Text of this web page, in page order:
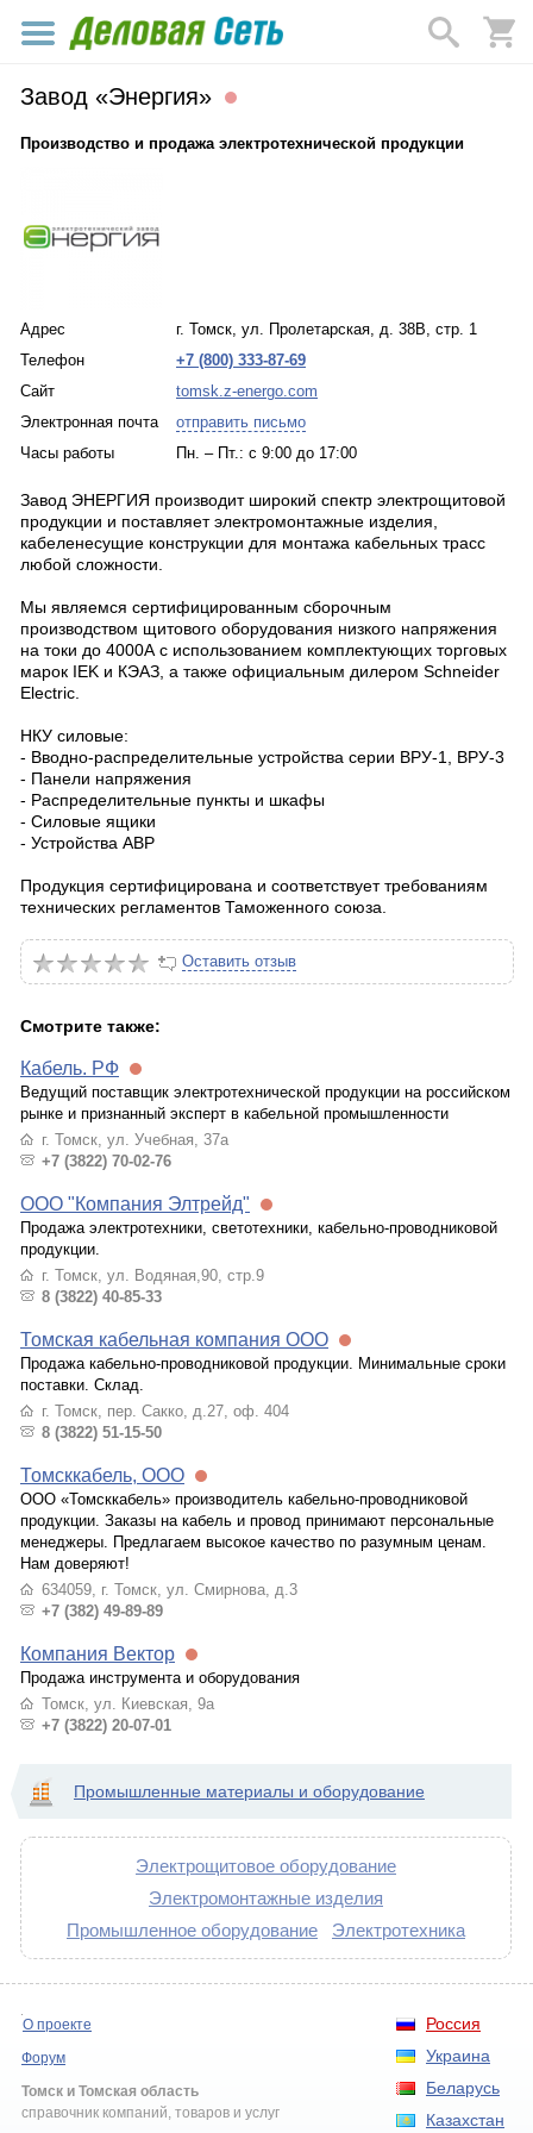
Завод «Энергия»
Производство и продажа электротехнической продукции
Адрес
г. Томск, ул. Пролетарская, д. 38В, стр. 1
Телефон
+7 (800) 333-87-69
Сайт
tomsk.z-energo.com
Электронная почта
отправить письмо
Часы работы
Пн. – Пт.: с 9:00 до 17:00
Завод ЭНЕРГИЯ производит широкий спектр электрощитовой
продукции и поставляет электромонтажные изделия,
кабеленесущие конструкции для монтажа кабельных трасс
любой сложности.
Мы являемся сертифицированным сборочным
производством щитового оборудования низкого напряжения
на токи до 4000А с использованием комплектующих торговых
марок IEK и КЭАЗ, а также официальным дилером Schneider
Electric.
НКУ силовые:
- Вводно-распределительные устройства серии ВРУ-1, ВРУ-3
- Панели напряжения
- Распределительные пункты и шкафы
- Силовые ящики
- Устройства АВР
Продукция сертифицирована и соответствует требованиям
технических регламентов Таможенного союза.
Оставить отзыв
Смотрите также:
Кабель. РФ
Ведущий поставщик электротехнической продукции на российском
рынке и признанный эксперт в кабельной промышленности
г. Томск, ул. Учебная, 37а
+7 (3822) 70-02-76
ООО "Компания Элтрейд"
Продажа электротехники, светотехники, кабельно-проводниковой
продукции.
г. Томск, ул. Водяная,90, стр.9
8 (3822) 40-85-33
Томская кабельная компания ООО
Продажа кабельно-проводниковой продукции. Минимальные сроки
поставки. Склад.
г. Томск, пер. Сакко, д.27, оф. 404
8 (3822) 51-15-50
Томсккабель, ООО
ООО «Томсккабель» производитель кабельно-проводниковой
продукции. Заказы на кабель и провод принимают персональные
менеджеры. Предлагаем высокое качество по разумным ценам.
Нам доверяют!
634059, г. Томск, ул. Смирнова, д.3
+7 (382) 49-89-89
Компания Вектор
Продажа инструмента и оборудования
Томск, ул. Киевская, 9а
+7 (3822) 20-07-01
Промышленные материалы и оборудование
Электрощитовое оборудование
Электромонтажные изделия
Промышленное оборудование
Электротехника
Россия
Украина
Беларусь
Казахстан
О проекте
Форум
Томск и Томская область
справочник компаний, товаров и услуг